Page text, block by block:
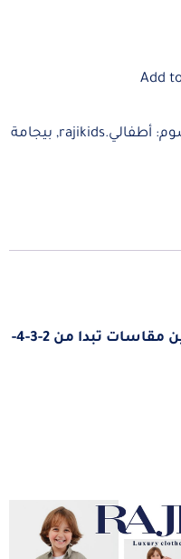
Add
أطفالي.rajikids , بيجامة
طقم خروج صبياني صيفي قطعتين مقاسات تبدا من 2-3-4-